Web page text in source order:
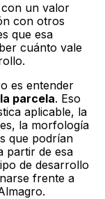
un valor
con otros
que esa
cuánto vale
es entender
parcela. Eso
aplicable, la
la morfología
que podrían
partir de esa
de desarrollo
frente a